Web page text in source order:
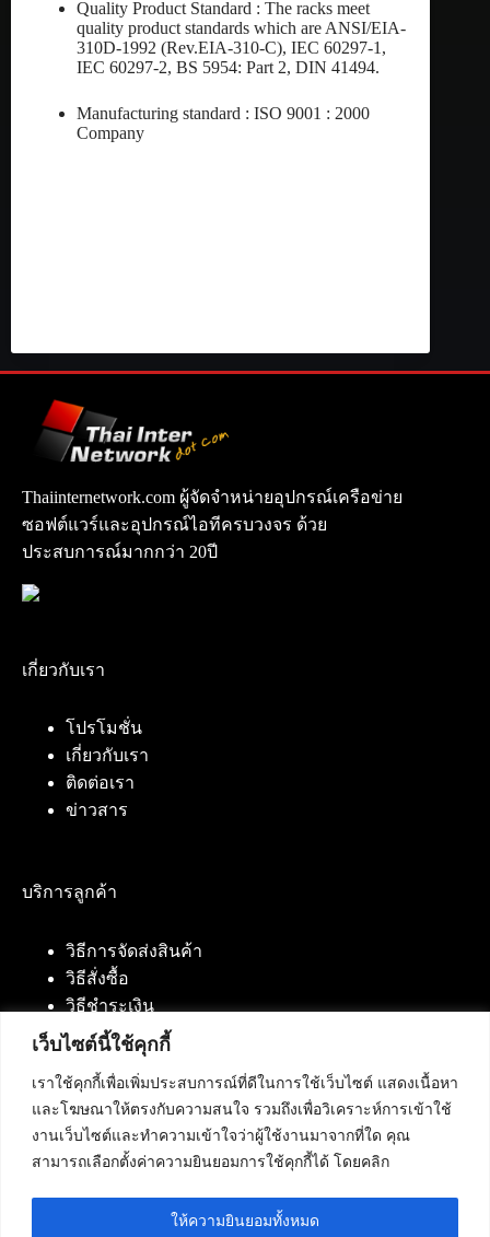
เว็บไซต์นี้ใช้คุกกี้
เราใช้คุกกี้เพื่อเพิ่มประสบการณ์ที่ดีในการใช้เว็บไซต์ แสดงเนื้อหา
และโฆษณาให้ตรงกับความสนใจ รวมถึงเพื่อวิเคราะห์การเข้าใช้
งานเว็บไซต์และทำความเข้าใจว่าผู้ใช้งานมาจากที่ใด คุณ
สามารถเลือกตั้งค่าความยินยอมการใช้คุกกี้ได้ โดยคลิก
ให้ความยินยอมทั้งหมด
Quality Product Standard : The racks meet
quality product standards which are ANSI/EIA-
310D-1992 (Rev.EIA-310-C), IEC 60297-1,
IEC 60297-2, BS 5954: Part 2, DIN 41494.
Manufacturing standard : ISO 9001 : 2000
Company
Thaiinternetwork.com ผู้จัดจำหน่ายอุปกรณ์เครือข่าย
ซอฟต์แวร์และอุปกรณ์ไอทีครบวงจร ด้วย
ประสบการณ์มากกว่า 20ปี
เกี่ยวกับเรา
โปรโมชั่น
เกี่ยวกับเรา
ติดต่อเรา
ข่าวสาร
บริการลูกค้า
วิธีการจัดส่งสินค้า
วิธีสั่งซื้อ
วิธีชำระเงิน
ติดต่อเรา
บริษัท เน็ทฟิวชั่น คอมมิวนิเคชั่น จำกัด 420/94 ถนน
นัมเบอร์วัน-ราม 2 แขวงดอกไม้, เขตประเวศ
กรุงเทพมหานคร 10250